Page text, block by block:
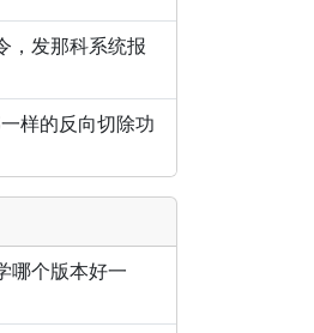
，发那科系统报
样的反向切除功
哪个版本好一